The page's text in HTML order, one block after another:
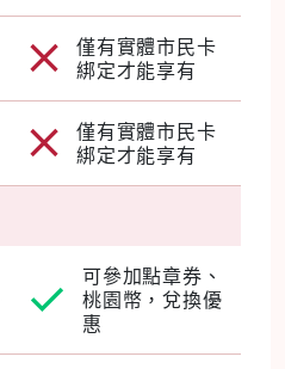
僅有實體市民卡
綁定才能享有
僅有實體市民卡
綁定才能享有
可參加點章券、
桃園幣，兌換優
惠